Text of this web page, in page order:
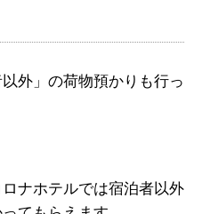
外」の荷物預かりも行っ
ナホテルでは宿泊者以外